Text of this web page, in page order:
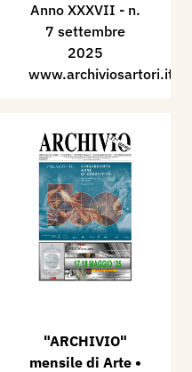
Anno XXXVII - n.
7 settembre
2025
www.archiviosartori.it
​"ARCHIVIO"
mensile di Arte •